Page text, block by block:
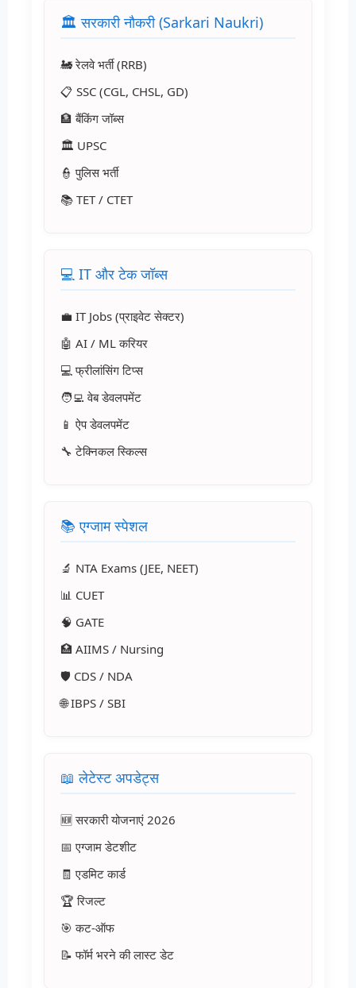
🏛️ सरकारी नौकरी (Sarkari Naukri)
🚂 रेलवे भर्ती (RRB)
📋 SSC (CGL, CHSL, GD)
🏦 बैंकिंग जॉब्स
🏛️ UPSC
👮 पुलिस भर्ती
📚 TET / CTET
💻 IT और टेक जॉब्स
💼 IT Jobs (प्राइवेट सेक्टर)
🤖 AI / ML करियर
💻 फ्रीलांसिंग टिप्स
🧑‍💻 वेब डेवलपमेंट
📱 ऐप डेवलपमेंट
🔧 टेक्निकल स्किल्स
📚 एग्जाम स्पेशल
🔬 NTA Exams (JEE, NEET)
📊 CUET
🧠 GATE
🏥 AIIMS / Nursing
🛡️ CDS / NDA
🌐 IBPS / SBI
📖 लेटेस्ट अपडेट्स
🆕 सरकारी योजनाएं 2026
📅 एग्जाम डेटशीट
🧾 एडमिट कार्ड
🏆 रिजल्ट
🎯 कट-ऑफ
📝 फॉर्म भरने की लास्ट डेट